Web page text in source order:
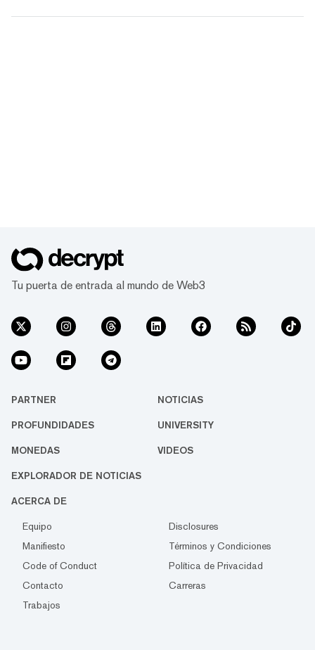
Tu puerta de entrada al mundo de Web3
PARTNER NOTICIAS
PROFUNDIDADES UNIVERSITY
MONEDAS VIDEOS
EXPLORADOR DE NOTICIAS
ACERCA DE
Equipo
Disclosures
Manifiesto
Términos y Condiciones
Code of Conduct
Política de Privacidad
Contacto
Carreras
Trabajos